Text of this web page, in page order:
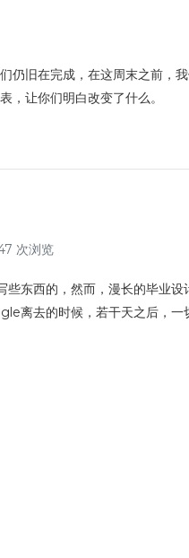
仍旧在完成，在这周末之前
，让你们明白改变了什么。
次浏览
东西的，然而，漫长的毕业
离去的时候，若干天之后，